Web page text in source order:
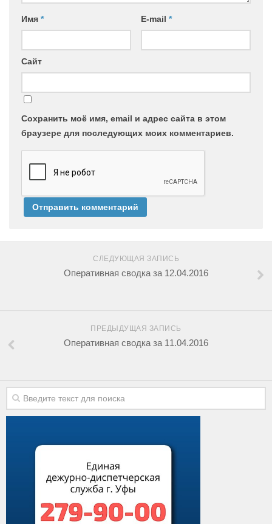
Имя * E-mail *
Сайт
Сохранить моё имя, email и адрес сайта в этом
браузере для последующих моих комментариев.
СЛЕДУЮЩАЯ ЗАПИСЬ
Оперативная сводка за 12.04.2016
ПРЕДЫДУЩАЯ ЗАПИСЬ
Оперативная сводка за 11.04.2016